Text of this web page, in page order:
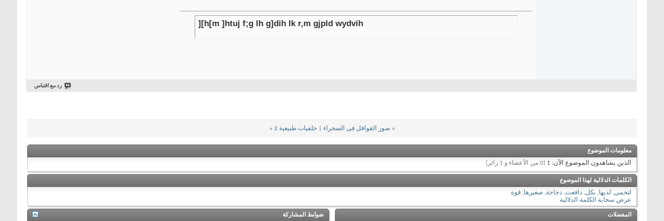
][h[m ]htuj f;g lh g]dih lk r,m gjpld wydvih
رد مع اقتباس
« صور القوافل فى الصحراء خلفيات طبيعية 2 »
معلومات الموضوع
الذين يشاهدون الموضوع الآن: 1 (0 من الأعضاء و 1 زائر)
الكلمات الدلالية لهذا الموضوع
لتحمي, لديها, بكل, دافعت, دجاجة, صغيرها, قوة
عرض سحابة الكلمة الدلالية
المفضلات ضوابط المشاركة